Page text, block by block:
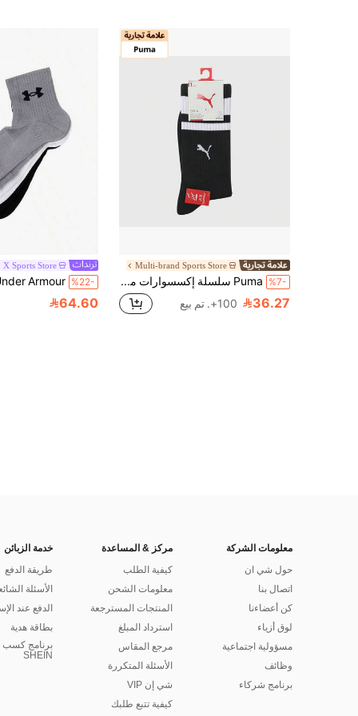
Multi-brand Sports Store
%7- Puma سلسلة إكسسوارات مشتركة للجنسين - جوارب
36.27 100+. تم بيع
X Sports Store
%22-
64.60
معلومات الشركة
حول شي ان
اتصال بنا
كن أعضاءنا
لوق أزياء
مسؤولية اجتماعية
وظائف
برنامج شركاء
مركز & المساعدة
كيفية الطلب
معلومات الشحن
المنتجات المسترجعة
استرداد المبلغ
مرجع المقاس
الأسئلة المتكررة
شي إن VIP
كيفية تتبع طلبك
خدمة الزبائن
طريقة الدفع
الأسئلة
الدفع عند
بطاقة هدية
برنامج كسب
SHEIN